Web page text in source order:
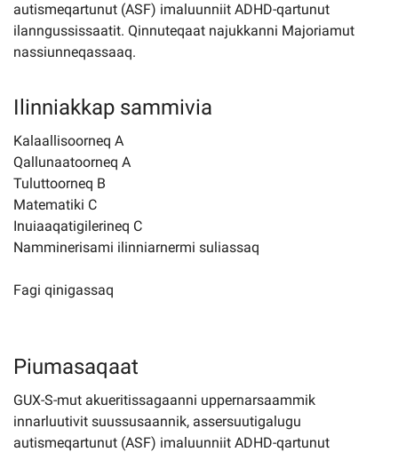
autismeqartunut (ASF) imaluunniit ADHD-qartunut
ilanngussissaatit. Qinnuteqaat najukkanni Majoriamut
nassiunneqassaaq.
Ilinniakkap sammivia
Kalaallisoorneq A
Qallunaatoorneq A
Tuluttoorneq B
Matematiki C
Inuiaaqatigilerineq C
Namminerisami ilinniarnermi suliassaq
Fagi qinigassaq
Piumasaqaat
GUX-S-mut akueritissagaanni uppernarsaammik
innarluutivit suussusaannik, assersuutigalugu
autismeqartunut (ASF) imaluunniit ADHD-qartunut